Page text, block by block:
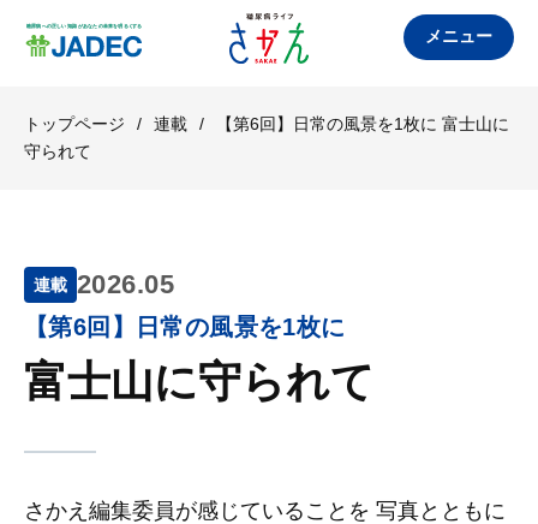
メニュー
トップページ / 連載 /
【第6回】日常の風景を1枚に 富士山に
守られて
連載 2026.05
【第6回】日常の風景を1枚に
富士山に守られて
さかえ編集委員が感じていることを 写真とともに